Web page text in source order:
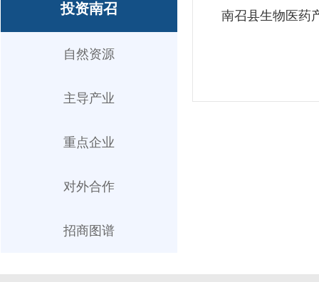
投资南召
自然资源
主导产业
重点企业
对外合作
招商图谱
南召县生物医药